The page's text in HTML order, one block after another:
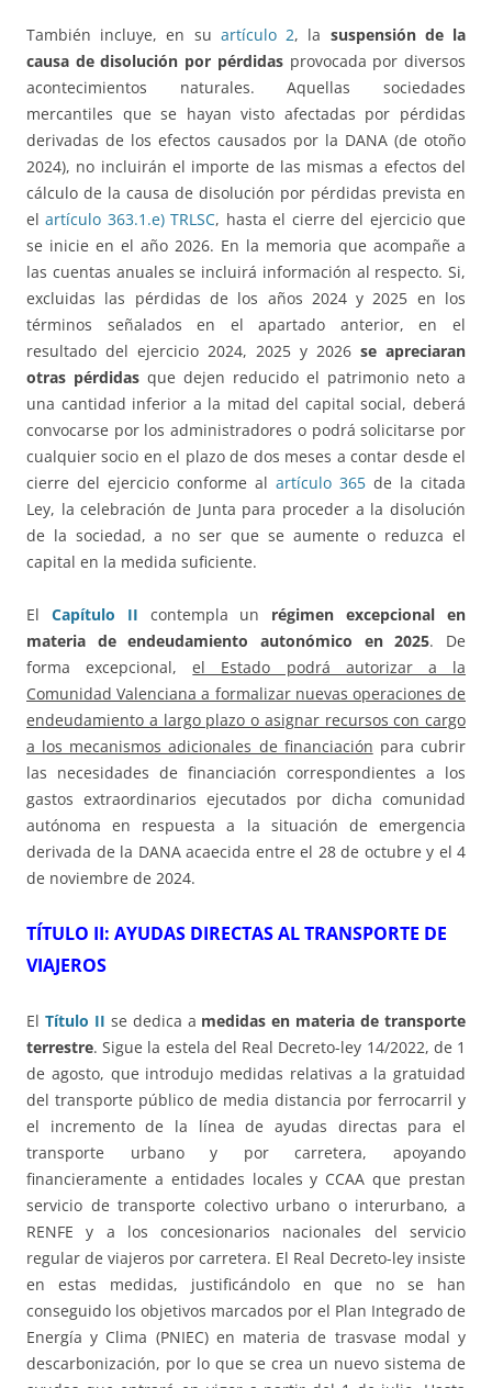
También incluye, en su artículo 2, la suspensión de la
causa de disolución por pérdidasprovocada por diversos
acontecimientos naturales. Aquellas sociedades
mercantiles que se hayan visto afectadas por pérdidas
derivadas de los efectos causados por la DANA (de otoño
2024), no incluirán el importe de las mismas a efectos del
cálculo de la causa de disolución por pérdidas prevista en
elartículo 363.1.e) TRLSC, hasta el cierre del ejercicio que
se inicie en el año 2026. En la memoria que acompañe a
las cuentas anuales se incluirá información al respecto. Si,
excluidas las pérdidas de los años 2024 y 2025 en los
términos señalados en el apartado anterior, en el
resultado del ejercicio 2024, 2025 y 2026 se apreciaran
otras pérdidas que dejen reducido el patrimonio neto a
una cantidad inferior a la mitad del capital social, deberá
convocarse por los administradores o podrá solicitarse por
cualquier socio en el plazo de dos meses a contar desde el
cierre del ejercicio conforme al artículo 365 de la citada
Ley, la celebración de Junta para proceder a la disolución
de la sociedad, a no ser que se aumente o reduzca el
capital en la medida suficiente.
El Capítulo II contempla un régimen excepcional en
materia de endeudamiento autonómico en 2025. De
forma excepcional,el Estado podrá autorizar a la
Comunidad Valenciana a formalizar nuevas operaciones de
endeudamiento a largo plazo o asignar recursos con cargo
a los mecanismos adicionales de financiación para cubrir
las necesidades de financiación correspondientes a los
gastos extraordinarios ejecutados por dicha comunidad
autónoma en respuesta a la situación de emergencia
derivada de la DANA acaecida entre el 28 de octubre y el 4
de noviembre de 2024.
TÍTULO II: AYUDAS DIRECTAS AL TRANSPORTE DE
VIAJEROS
El Título II se dedica a medidas en materia de transporte
terrestre. Sigue la estela del Real Decreto-ley 14/2022, de 1
de agosto, que introdujo medidas relativas a la gratuidad
del transporte público de media distancia por ferrocarril y
el incremento de la línea de ayudas directas para el
transporte urbano y por carretera, apoyando
financieramente a entidades locales y CCAA que prestan
servicio de transporte colectivo urbano o interurbano, a
RENFE y a los concesionarios nacionales del servicio
regular de viajeros por carretera. El Real Decreto-ley insiste
en estas medidas, justificándolo en que no se han
conseguido los objetivos marcados por el Plan Integrado de
Energía y Clima (PNIEC) en materia de trasvase modal y
descarbonización, por lo que se crea un nuevo sistema de